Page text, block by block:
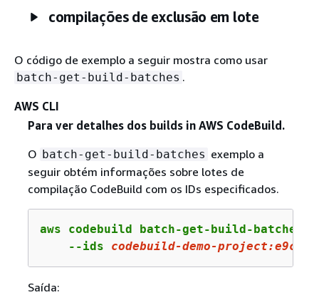
compilações de exclusão em lote
O código de exemplo a seguir mostra como usar
batch-get-build-batches .
AWS CLI
Para ver detalhes dos builds in AWS CodeBuild.
O batch-get-build-batches exemplo a
seguir obtém informações sobre lotes de
compilação CodeBuild com os IDs especificados.
aws codebuild batch-get-build-batches \
    --ids
codebuild-demo-project:e9c
Saída: